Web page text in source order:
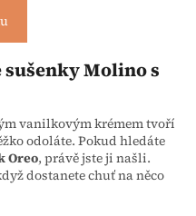
Molino s
vanilkovým krémem tvoří
odoláte. Pokud hledáte
Oreo, právě jste ji našli.
dostanete chuť na něco